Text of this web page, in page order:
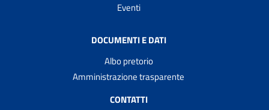
Eventi
DOCUMENTI E DATI
Albo pretorio
Amministrazione trasparente
CONTATTI